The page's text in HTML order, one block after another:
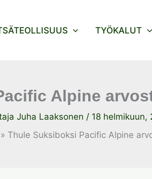
TYÖKALUT
Alpine
Juha Laaksonen / 18 helmikuun,
Thule Suksiboksi Pacific Alpine